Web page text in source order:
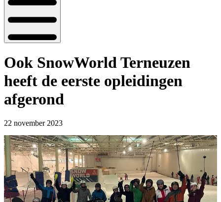
Ook SnowWorld Terneuzen
heeft de eerste opleidingen
afgerond
22 november 2023